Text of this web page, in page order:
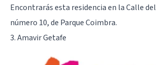
Encontrarás esta residencia en la Calle
número 10, de Parque Coimbra.
3. Amavir Getafe